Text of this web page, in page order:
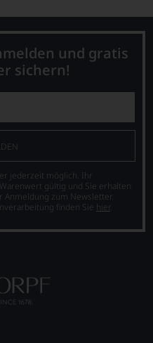
und gratis
sichern!
jederzeit möglich. Ihr
gültig und Sie erhalten
Anmeldung zum Newsletter.
finden Sie hier.